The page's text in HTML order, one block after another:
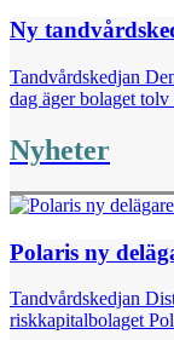
Ny
Tandvårdskedjan
dag äger bolaget
Nyheter
Polaris ny
Tandvårdskedjan
riskkapitalbolaget